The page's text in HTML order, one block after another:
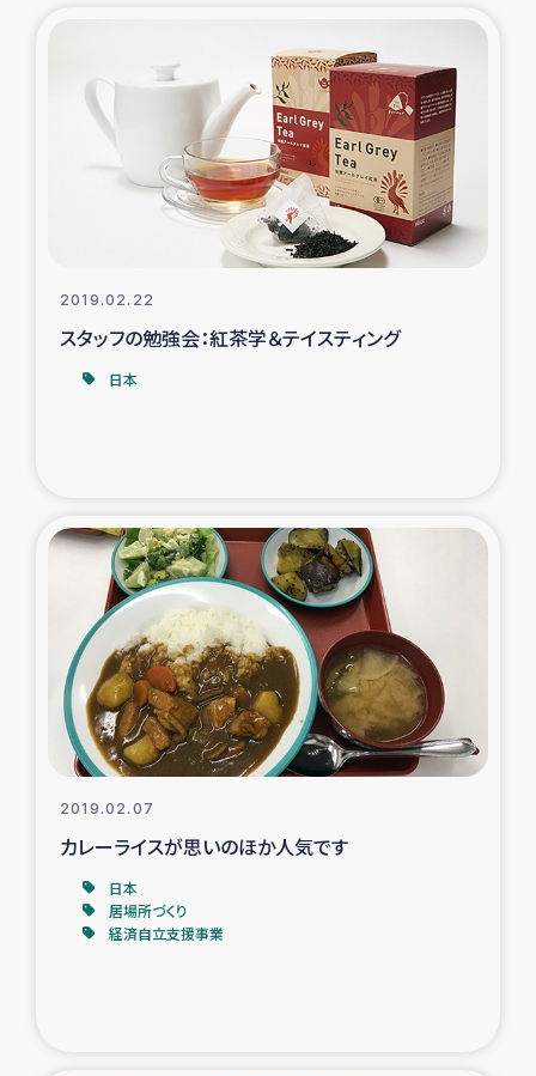
スリランカの南北女性をつなぐサリー・リサイクル・プロ
ジェクト
復興支援事業
民際教育事業
ミャンマー緊急支援
タイ国境ミャンマー移民子ども支援
漁民によるマングローブ植林活動
レバノンでのシリア難民への食糧・越冬支援
レバノンでのシリア難民への教育支援事業
2019.02.22
スタッフの勉強会：紅茶学＆テイスティング
日本
2019.02.07
カレーライスが思いのほか人気です
日本
居場所づくり
経済自立支援事業